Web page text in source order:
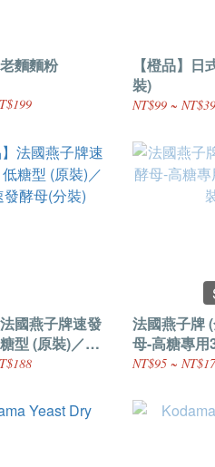
麵麵粉
【橙品】日
裝)
NT$99 ~
國燕子牌速發
型 (原裝)／法
(分裝)
法國燕子牌
母-高糖專用
裝)
NT$95 ~